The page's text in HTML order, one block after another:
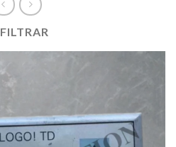
FILTRAR